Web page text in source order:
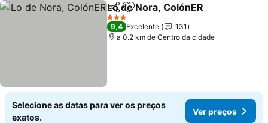
PartilharAdicionar aos favoritos
Lo de Nora, ColónER
3 Estrelas
9,4 Excelente
131
a 0.2 km de Centro da cidade
Selecione as datas para ver os preços
exatos.
Ver preços